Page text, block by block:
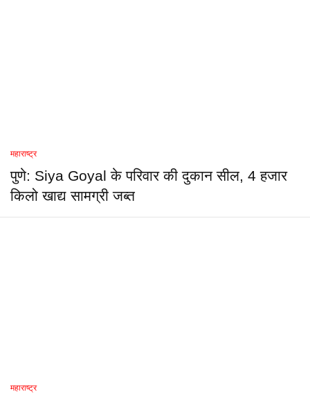
महाराष्ट्र
पुणे: Siya Goyal के परिवार की दुकान सील, 4 हजार
किलो खाद्य सामग्री जब्त
महाराष्ट्र